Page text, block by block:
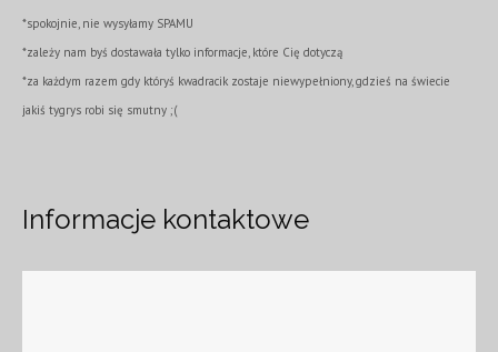
*spokojnie, nie wysyłamy SPAMU
*zależy nam byś dostawała tylko informacje, które Cię dotyczą
*za każdym razem gdy któryś kwadracik zostaje niewypełniony, gdzieś na świecie
jakiś tygrys robi się smutny ;(
Informacje kontaktowe